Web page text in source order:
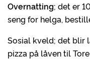
Overnatting; det er
seng for helga,
Sosial kveld; det blir
pizza på låven til